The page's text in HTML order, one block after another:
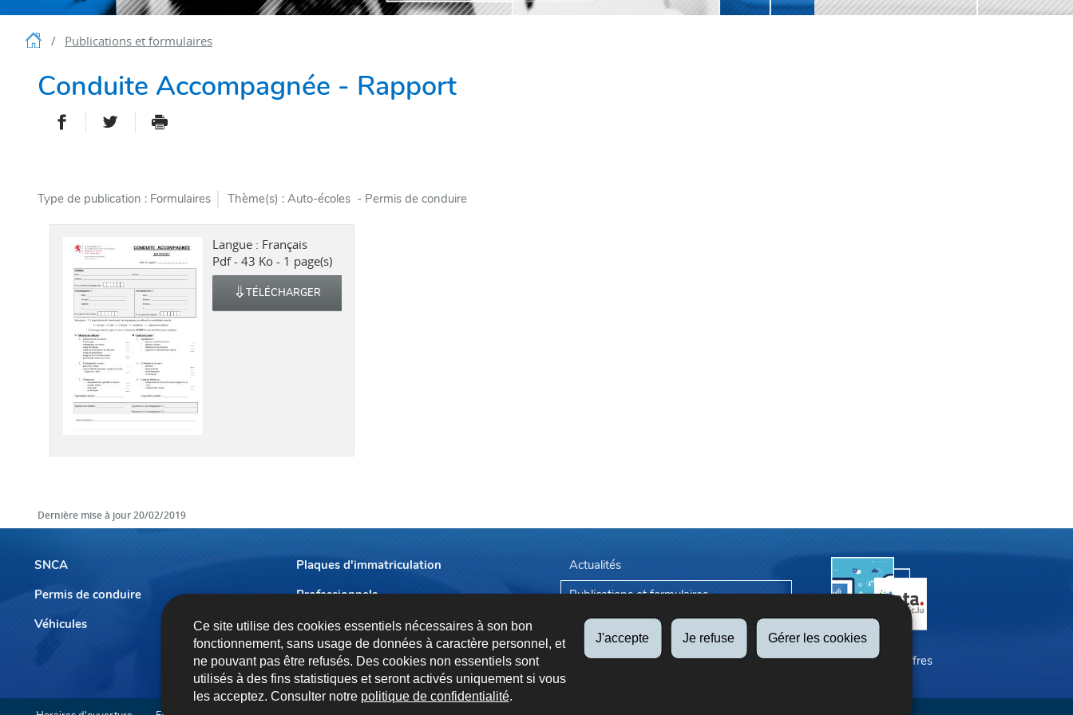
Ce site utilise des cookies essentiels nécessaires à son bon
fonctionnement, sans usage de données à caractère personnel, et
ne pouvant pas être refusés. Des cookies non essentiels sont
utilisés à des fins statistiques et seront activés uniquement si vous
les acceptez. Consulter notre politique de confidentialité.
J'accepte Je refuse Gérer les cookies
AccueilPublications et formulaires
Conduite Accompagnée - Rapport
PARTAGER SUR FACEBOOK
PARTAGER SUR TWITTER
IMPRIMER
Type de publication Formulaires Thème(s) Auto-écoles - ­Permis de conduire
Langue : Français
Pdf - 43 Ko - 1 page(s)
TÉLÉCHARGER
Dernière mise à jour20/02/2019
Menu
de
SNCA
Permis de conduire
Véhicules
Plaques d'immatriculation
Professionnels
Prendre rendez-vous
Actualités
Publications et formulaires
Tarifs applicables
La SNCA en chiffres